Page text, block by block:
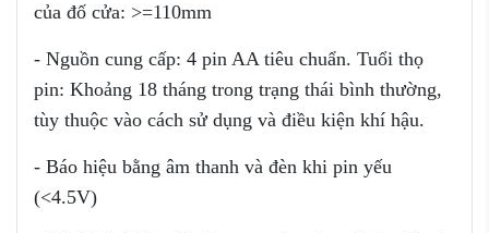
của đố cửa: >=110mm
- Nguồn cung cấp: 4 pin AA tiêu chuẩn. Tuổi thọ
pin: Khoảng 18 tháng trong trạng thái bình thường,
tùy thuộc vào cách sử dụng và điều kiện khí hậu.
- Báo hiệu bằng âm thanh và đèn khi pin yếu
(<4.5V)